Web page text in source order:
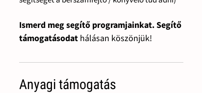
Ismerd meg segítő programjainkat. Segítő
támogatásodat hálásan köszönjük!
Anyagi támogatás